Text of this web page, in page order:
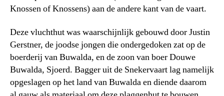
Knossen of Knossens) aan de andere kant van de vaart.
Deze vluchthut was waarschijnlijk gebouwd door Justin
Gerstner, de joodse jongen die ondergedoken zat op de
boerderij van Buwalda, en de zoon van boer Douwe
Buwalda, Sjoerd. Bagger uit de Snekervaart lag namelijk
opgeslagen op het land van Buwalda en diende daarom